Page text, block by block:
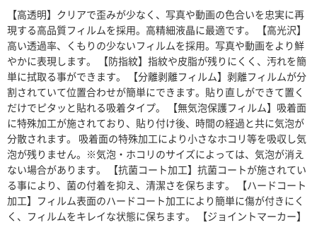
【高透明】クリアで歪みが少なく、写真や動画の色合いを忠実に再
現する高品質フィルムを採用。高精細液晶に最適です。 【高光沢】
高い透過率、くもりの少ないフィルムを採用。写真や動画をより鮮
やかに表現します。 【防指紋】指紋や皮脂が残りにくく、汚れを簡
単に拭取る事ができます。 【分離剥離フィルム】剥離フィルムが分
割されていて位置合わせが簡単にできます。貼り直しができて置く
だけでピタッと貼れる吸着タイプ。 【無気泡保護フィルム】吸着面
に特殊加工が施されており、貼り付け後、時間の経過と共に気泡が
分散されます。 吸着面の特殊加工により小さなホコリ等を吸収し気
泡が残りません。※気泡・ホコリのサイズによっては、気泡が消え
ない場合があります。 【抗菌コート加工】抗菌コートが施されてい
る事により、菌の付着を抑え、清潔さを保ちます。 【ハードコート
加工】フィルム表面のハードコート加工により簡単に傷が付きにく
く、フィルムをキレイな状態に保ちます。 【ジョイントマーカー】